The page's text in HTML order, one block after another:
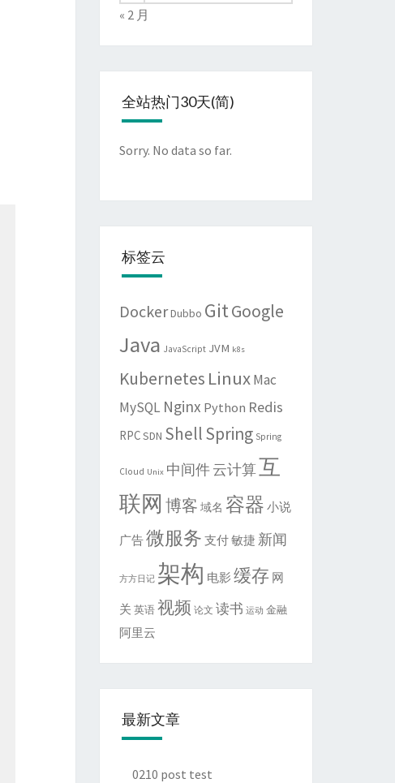
« 2 月
全站热门30天(简)
Sorry. No data so far.
标签云
Docker Dubbo GitGoogle
Java JavaScript JVM k8s
Kubernetes Linux Mac
MySQL Nginx Python Redis
RPC SDN ShellSpring Spring
Cloud Unix 中间件 云计算互
联网 博客 域名 容器 小说
广告微服务 支付敏捷 新闻
方方日记 架构 电影 缓存 网
关 英语 视频 论文 读书 运动 金融
阿里云
最新文章
0210 post test